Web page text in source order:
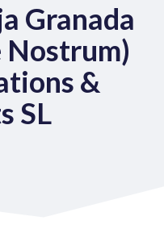
Granada
Nostrum)
&
SL